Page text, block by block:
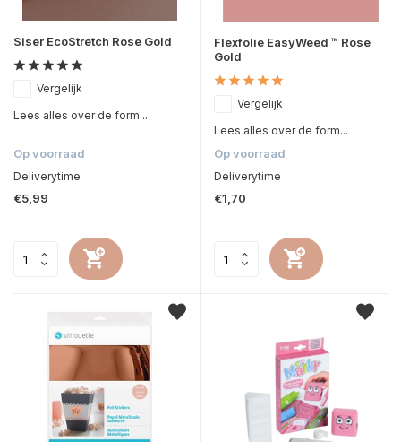
Siser EcoStretch Rose Gold
Vergelijk
Lees alles over de form...
Op voorraad
Deliverytime
€5,99
Flexfolie EasyWeed ™ Rose
Gold
Vergelijk
Lees alles over de form...
Op voorraad
Deliverytime
€1,70